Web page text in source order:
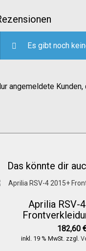
Es gibt noch
angemeldete
Das könnte dir
Aprilia RSV-
182,60
inkl. 19 % MwSt. zzgl.